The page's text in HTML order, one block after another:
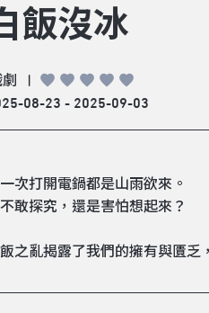
飯沒冰
08-23 - 2025-09-03
次打開電鍋都是山雨欲來。
敢探究，還是害怕想起來？
飯之亂揭露了我們的擁有與匱